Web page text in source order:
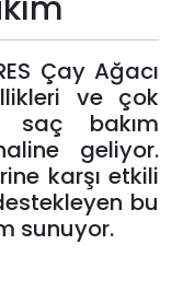
Çay Ağacı
ve çok
saç bakım
geliyor.
karşı etkili
bu
sunuyor.